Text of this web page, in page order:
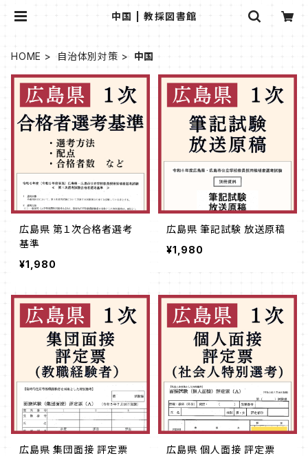
中国 | 教採図書館
HOME 自治体別対策 中国
広島県 第１次合格者選考
基準
¥1,980
広島県 筆記試験 放送原稿
¥1,980
広島県 集団面接 評定票
広島県 個人面接 評定票